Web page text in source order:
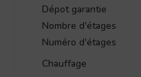
Dépot garantie
Nombre d'étages
Numéro d'étages
Chauffage